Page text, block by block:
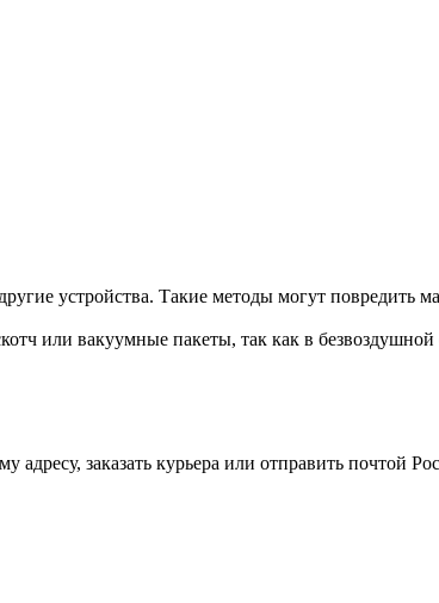
устройства. Такие методы могут повредить
или вакуумные пакеты, так как в
заказать курьера или отправить почтой